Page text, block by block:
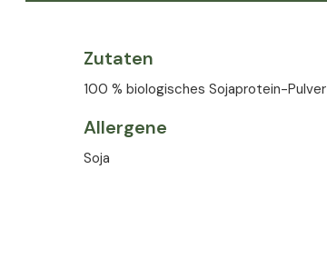
Zutaten
100 % biologisches Sojaprotein-Pulver
Allergene
Soja